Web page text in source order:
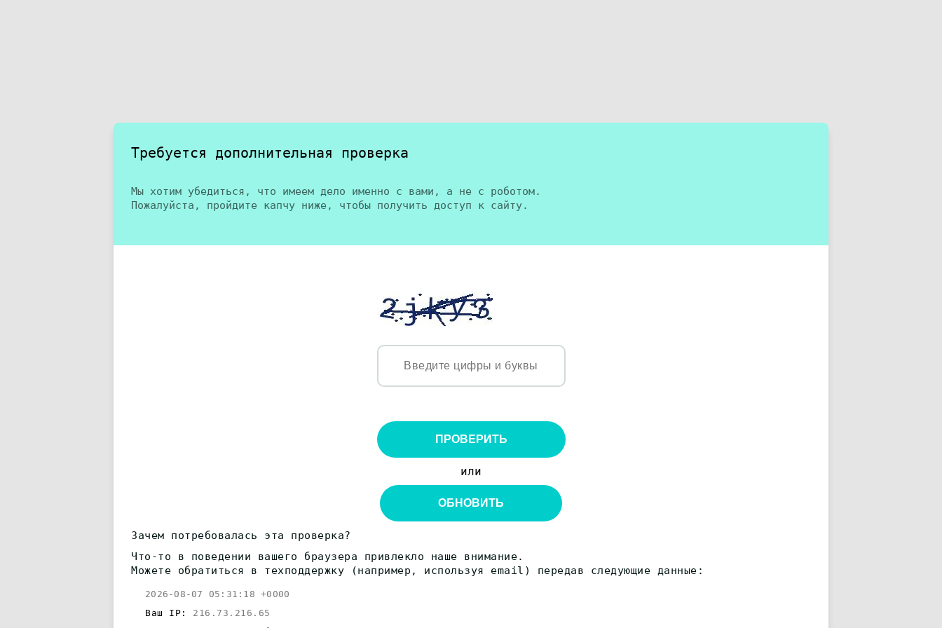
Требуется дополнительная проверка
Мы хотим убедиться, что имеем дело именно с вами, а не с роботом.
Пожалуйста, пройдите капчу ниже, чтобы получить доступ к сайту.
ПРОВЕРИТЬ
или
ОБНОВИТЬ
Зачем потребовалась эта проверка?
Что-то в поведении вашего браузера привлекло наше внимание.
Можете обратиться в техподдержку (например, используя email) передав следующие данные:
2026-08-07 05:31:18 +0000
Ваш IP: 216.73.216.65